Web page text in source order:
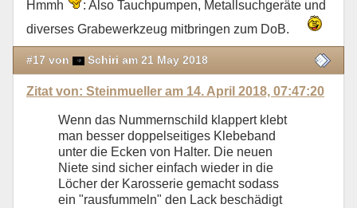
Hmmh
: Also Tauchpumpen, Metallsuchgeräte und
diverses Grabewerkzeug mitbringen zum DoB.
#17 von Schiri am 21 May 2018
Zitat von: Steinmueller am 14. April 2018, 07:47:20
Wenn das Nummernschild klappert klebt
man besser doppelseitiges Klebeband
unter die Ecken von Halter. Die neuen
Niete sind sicher einfach wieder in die
Löcher der Karosserie gemacht sodass
ein "rausfummeln" den Lack beschädigt